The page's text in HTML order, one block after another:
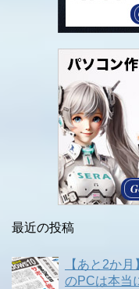
最近の投稿
【あと2か
のPCは本当